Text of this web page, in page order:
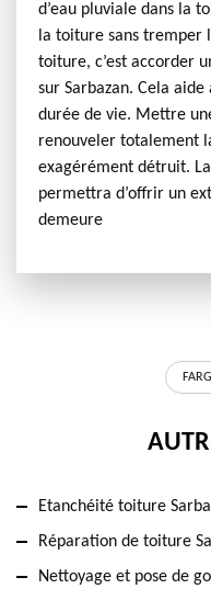
d’eau pluviale dans la
la toiture sans tremper
toiture, c’est accorder
sur Sarbazan. Cela
durée de vie. Mettre
renouveler totalement
exagérément détruit.
permettra d’offrir un
demeure
Etanchéité toiture
Réparation de toiture
Nettoyage et pose de